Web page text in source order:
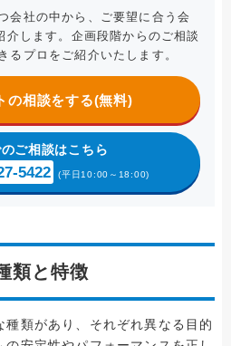
会社の中から、ご要望に合う会
します。企画段階からのご相談
るプロをご紹介いたします。
の相談をする(無料)
ご相談はこちら
5422 (平日10:00～18:00)
類と特徴
種類があり、それぞれ異なる目的